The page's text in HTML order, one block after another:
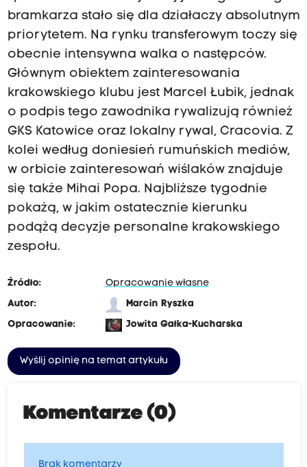
bramkarza stało się dla działaczy absolutnym
priorytetem. Na rynku transferowym toczy się
obecnie intensywna walka o następców.
Głównym obiektem zainteresowania
krakowskiego klubu jest Marcel Łubik, jednak
o podpis tego zawodnika rywalizują również
GKS Katowice oraz lokalny rywal, Cracovia. Z
kolei według doniesień rumuńskich mediów,
w orbicie zainteresowań wiślaków znajduje
się także Mihai Popa. Najbliższe tygodnie
pokażą, w jakim ostatecznie kierunku
podążą decyzje personalne krakowskiego
zespołu.
Źródło:
Opracowanie własne
Autor:
Marcin Ryszka
Opracowanie:
Jowita Gałka-Kucharska
Wyślij opinię na temat artykułu
Komentarze (0)
Brak komentarzy